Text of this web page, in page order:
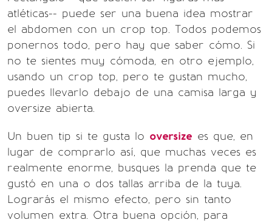
atléticas-- puede ser una buena idea mostrar
el abdomen con un crop top. Todos podemos
ponernos todo, pero hay que saber cómo. Si
no te sientes muy cómoda, en otro ejemplo,
usando un crop top, pero te gustan mucho,
puedes llevarlo debajo de una camisa larga y
oversize abierta.
Un buen tip si te gusta lo oversize es que, en
lugar de comprarlo así, que muchas veces es
realmente enorme, busques la prenda que te
gustó en una o dos tallas arriba de la tuya.
Lograrás el mismo efecto, pero sin tanto
volumen extra. Otra buena opción, para